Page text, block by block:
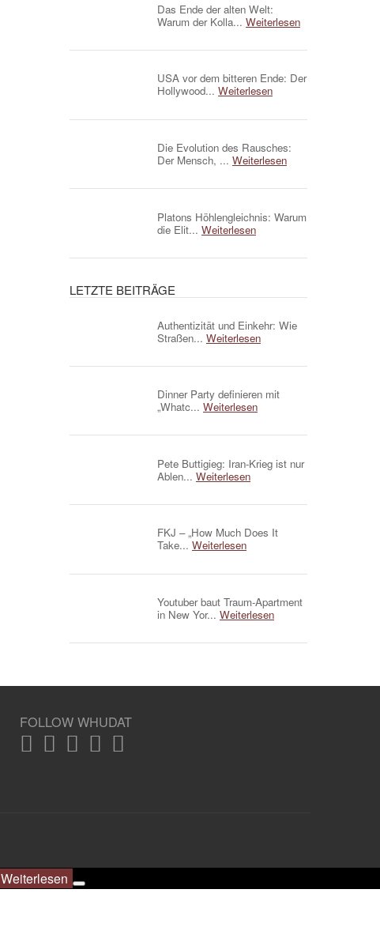
Das Ende der alten Welt:
Warum der Kolla... Weiterlesen
USA vor dem bitteren Ende: Der
Hollywood... Weiterlesen
Die Evolution des Rausches:
Der Mensch, ... Weiterlesen
Platons Höhlengleichnis: Warum
die Elit... Weiterlesen
LETZTE BEITRÄGE
Authentizität und Einkehr: Wie
Straßen... Weiterlesen
Dinner Party definieren mit
„Whatc... Weiterlesen
Pete Buttigieg: Iran-Krieg ist nur
Ablen... Weiterlesen
FKJ – „How Much Does It
Take... Weiterlesen
Youtuber baut Traum-Apartment
in New Yor... Weiterlesen
FOLLOW WHUDAT
Weiterlesen